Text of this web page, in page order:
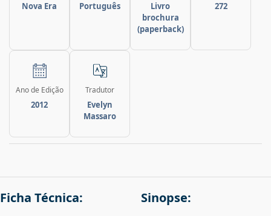
Nova Era Português
Livro
brochura
(paperback)
272
Ano de Edição
2012
Tradutor
Evelyn
Massaro
Ficha Técnica: Sinopse: